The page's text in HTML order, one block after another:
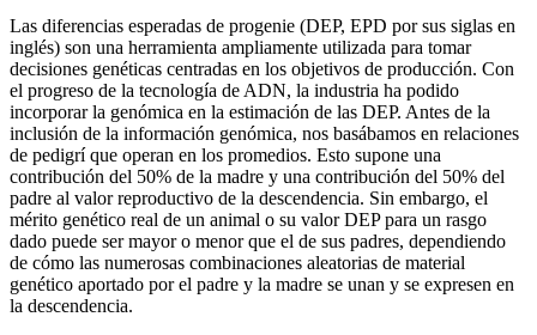
Las diferencias esperadas de progenie (DEP, EPD por sus siglas en
inglés) son una herramienta ampliamente utilizada para tomar
decisiones genéticas centradas en los objetivos de producción. Con
el progreso de la tecnología de ADN, la industria ha podido
incorporar la genómica en la estimación de las DEP. Antes de la
inclusión de la información genómica, nos basábamos en relaciones
de pedigrí que operan en los promedios. Esto supone una
contribución del 50% de la madre y una contribución del 50% del
padre al valor reproductivo de la descendencia. Sin embargo, el
mérito genético real de un animal o su valor DEP para un rasgo
dado puede ser mayor o menor que el de sus padres, dependiendo
de cómo las numerosas combinaciones aleatorias de material
genético aportado por el padre y la madre se unan y se expresen en
la descendencia.